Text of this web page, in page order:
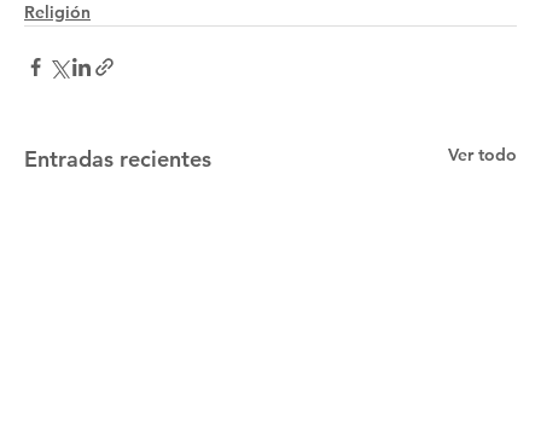
Religión
Entradas recientes Ver todo